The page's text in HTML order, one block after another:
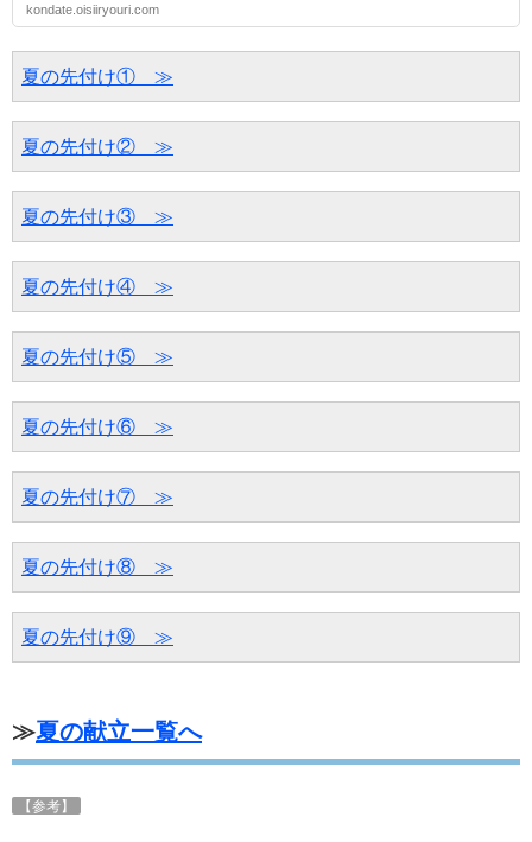
kondate.oisiiryouri.com
夏の先付け①　≫
夏の先付け②　≫
夏の先付け③　≫
夏の先付け④　≫
夏の先付け⑤　≫
夏の先付け⑥　≫
夏の先付け⑦　≫
夏の先付け⑧　≫
夏の先付け⑨　≫
≫夏の献立一覧へ
【参考】